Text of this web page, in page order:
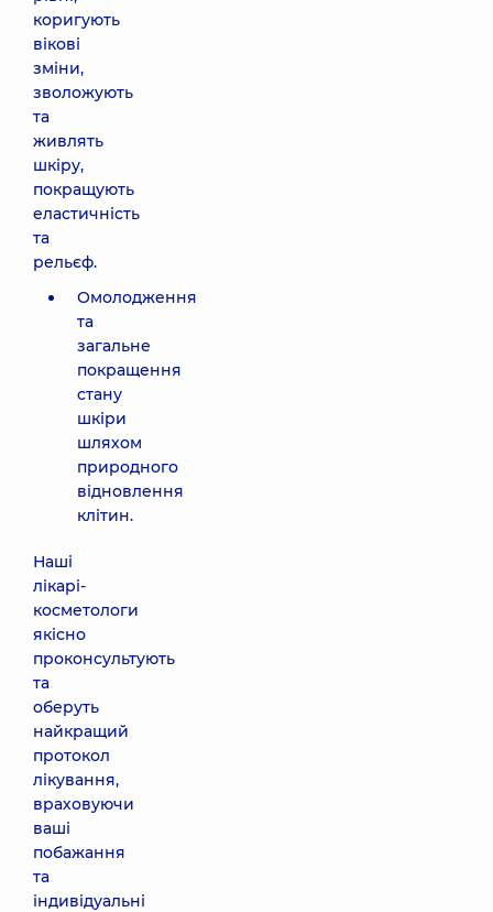
коригують
вікові
зміни,
зволожують
та
живлять
шкіру,
покращують
еластичність
та
рельєф.
Омолодження
та
загальне
покращення
стану
шкіри
шляхом
природного
відновлення
клітин.
Наші
лікарі-
косметологи
якісно
проконсультують
та
оберуть
найкращий
протокол
лікування,
враховуючи
ваші
побажання
та
індивідуальні